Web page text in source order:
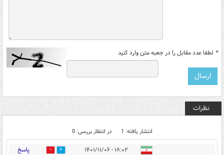
* لطفا عدد مقابل را در جعبه متن وارد کنید
نظرات
انتشار یافته: 1 در انتظار بررسی: 0
۱۸:۰۲ - ۱۴۰۱/۱۱/۰۶ 0 پاسخ